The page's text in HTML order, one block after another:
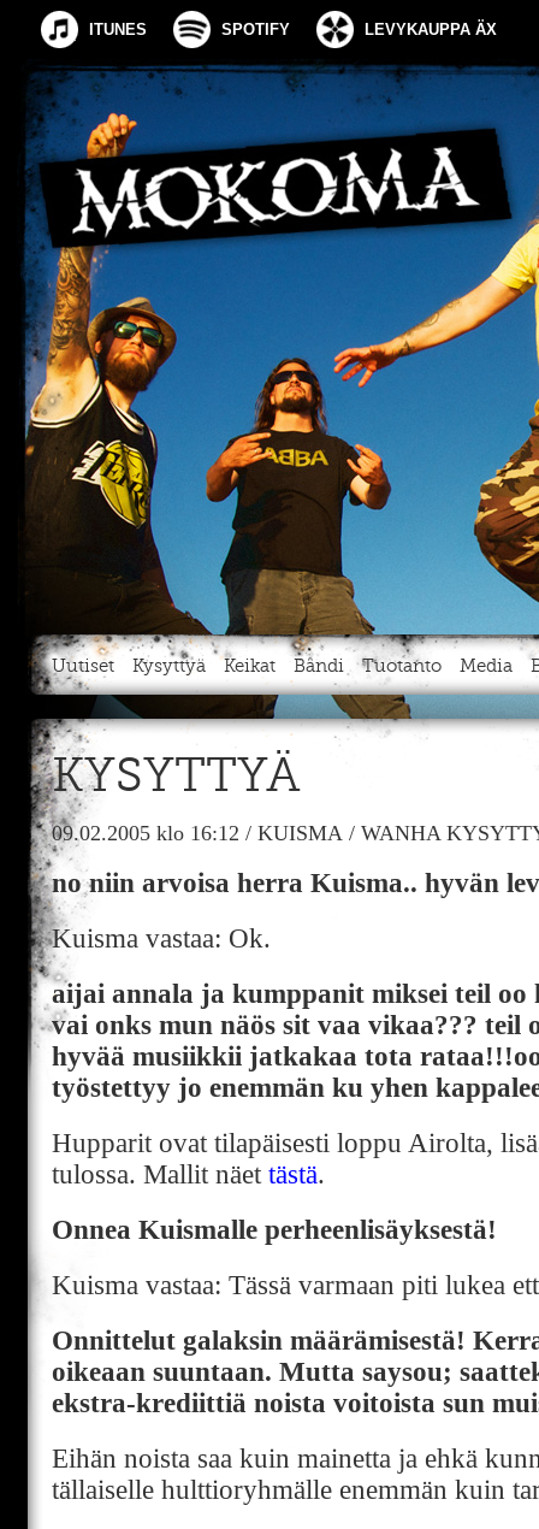
ITUNES SPOTIFY LEVYKAUPPA ÄX
Uutiset Kysyttyä Keikat Bändi Tuotanto Media
KYSYTTYÄ
09.02.2005 klo 16:12 / KUISMA / WANHA
no niin arvoisa herra Kuisma.. hyvän
Kuisma vastaa: Ok.
aijai annala ja kumppanit miksei teil oo
vai onks mun näös sit vaa vikaa??? teil
hyvää musiikkii jatkakaa tota
työstettyy jo enemmän ku yhen
Hupparit ovat tilapäisesti loppu Airolta,
tulossa. Mallit näet tästä.
Onnea Kuismalle perheenlisäyksestä!
Kuisma vastaa: Tässä varmaan piti lukea
Onnittelut galaksin määrämisestä!
oikeaan suuntaan. Mutta saysou;
ekstra-krediittiä noista voitoista sun
Eihän noista saa kuin mainetta ja ehkä
tällaiselle hulttioryhmälle enemmän kuin